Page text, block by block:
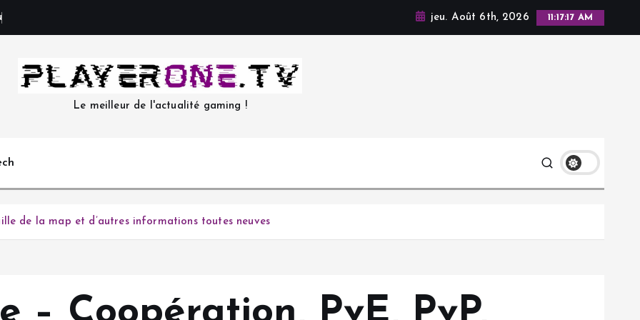
jeu. Août 6th, 2026 11:17:18 AM
Le meilleur de l'actualité gaming !
de la map et d’autres informations toutes neuves